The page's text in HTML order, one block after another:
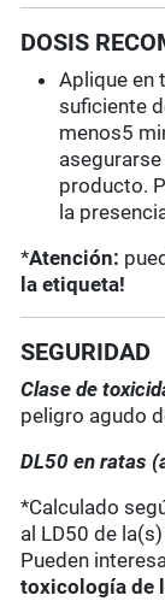
DOSIS
Aplique en
suficiente
menos5
producto.
la
*Atención:
la etiqueta!
SEGURIDAD
Clase de
peligro agudo
DL50 en ratas
*Calculado
al LD50 de
Pueden
toxicología de